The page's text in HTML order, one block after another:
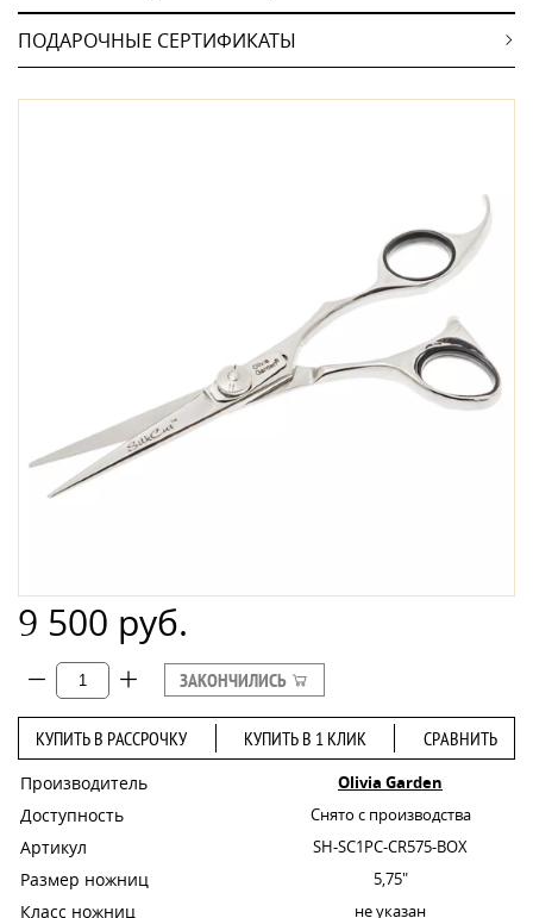
ПОДАРОЧНЫЕ СЕРТИФИКАТЫ
9 500 руб.
ЗАКОНЧИЛИСЬ
КУПИТЬ В РАССРОЧКУ КУПИТЬ В 1 КЛИК СРАВНИТЬ
Производитель Olivia Garden
Доступность Снято с производства
Артикул SH-SC1PC-CR575-BOX
Размер ножниц 5,75"
Класс ножниц не указан